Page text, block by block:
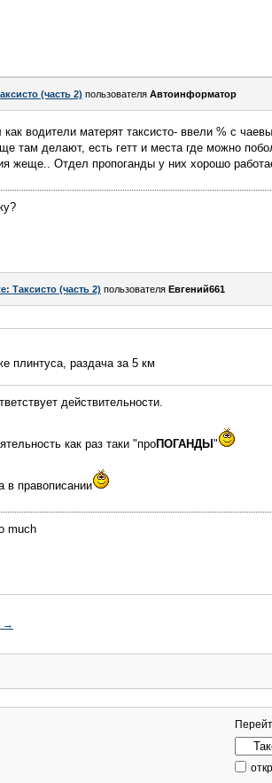
(часть 2) пользователя Автоинформатор
водители матерят таксисто- ввели % с
там делают, есть гетт и места где можно
жеще.. Отдел пропоганды у них хорошо
Таксисто (часть 2) пользователя Евгений661
плинтуса, раздача за 5 км
действительности.
как раз таки "проПОГАНДЫ "
в правописании
much
→